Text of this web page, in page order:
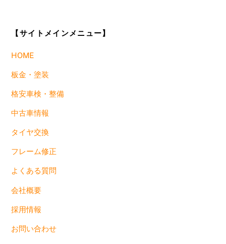
【サイトメインメニュー】
HOME
板金・塗装
格安車検・整備
中古車情報
タイヤ交換
フレーム修正
よくある質問
会社概要
採用情報
お問い合わせ